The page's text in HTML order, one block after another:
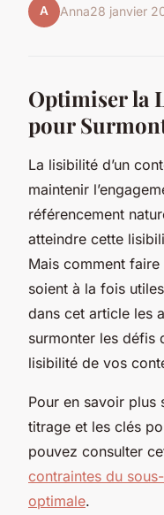
A Anna28 janvier
Optimiser la
pour
La lisibilité d’un
maintenir
référencement
atteindre cette
Mais comment
soient à la fois
dans cet article les
surmonter les défis
lisibilité de vos
Pour en savoir plus
titrage et les clés
pouvez consulter
contraintes du
optimale.